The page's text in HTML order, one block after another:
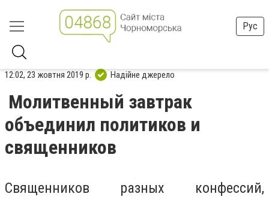
Рус
12:02, 23 жовтня 2019 р. Надійне джерело
Молитвенный завтрак
объединил политиков и
священников
Священников разных конфессий,